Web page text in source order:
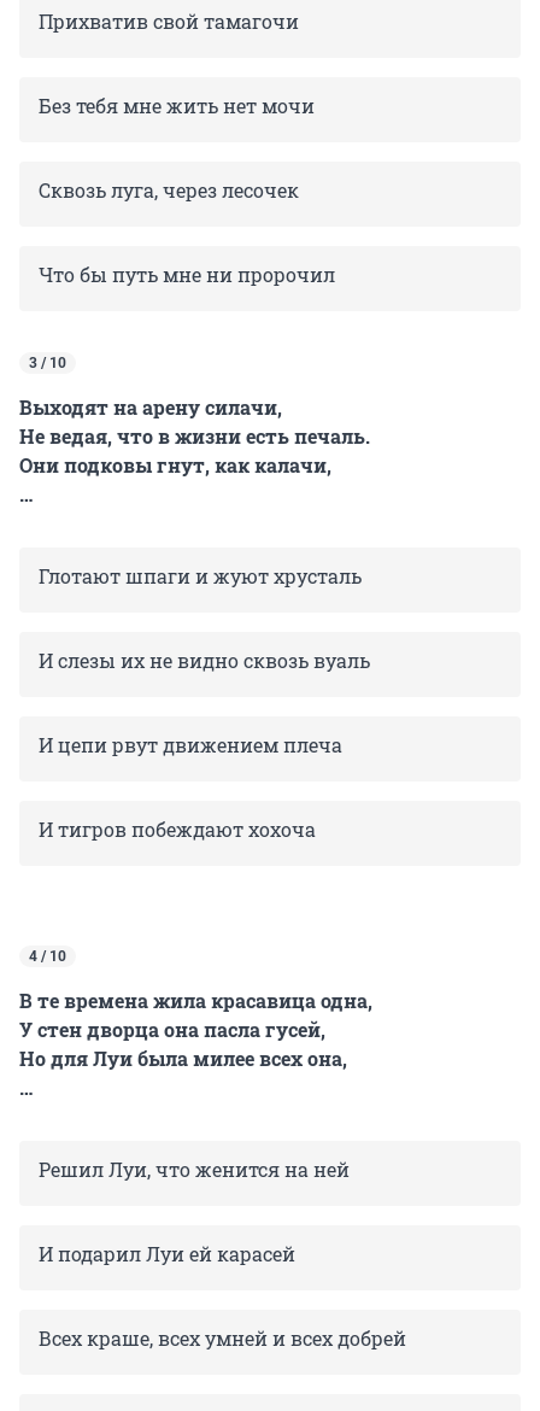
Прихватив свой тамагочи
Без тебя мне жить нет мочи
Сквозь луга, через лесочек
Что бы путь мне ни пророчил
3 / 10
Выходят на арену силачи,
Не ведая, что в жизни есть печаль.
Они подковы гнут, как калачи,
…
Глотают шпаги и жуют хрусталь
И слезы их не видно сквозь вуаль
И цепи рвут движением плеча
И тигров побеждают хохоча
4 / 10
В те времена жила красавица одна,
У стен дворца она пасла гусей,
Но для Луи была милее всех она,
…
Решил Луи, что женится на ней
И подарил Луи ей карасей
Всех краше, всех умней и всех добрей